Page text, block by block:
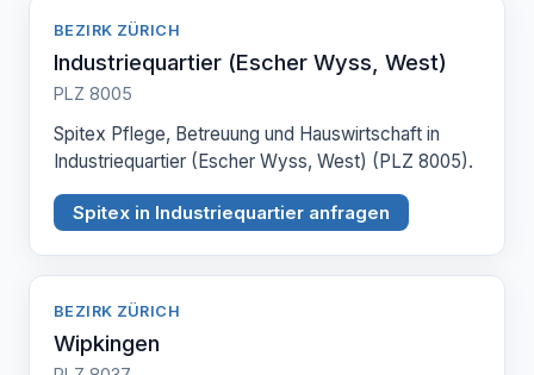
BEZIRK ZÜRICH
Industriequartier (Escher Wyss, West)
PLZ 8005
Spitex Pflege, Betreuung und Hauswirtschaft in
Industriequartier (Escher Wyss, West) (PLZ 8005).
Spitex in Industriequartier anfragen
BEZIRK ZÜRICH
Wipkingen